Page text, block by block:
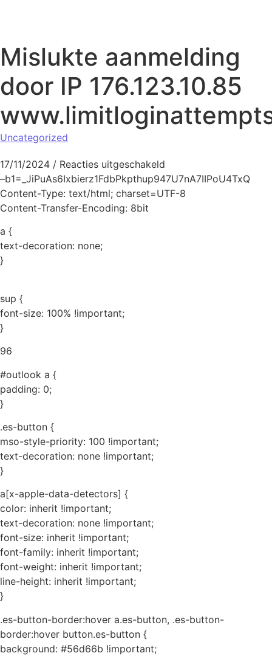
Mislukte aanmelding
door IP 176.123.10.85
Uncategorized
17/11/2024 / Reacties uitgeschakeld
–b1=_JiPuAs6Ixbierz1FdbPkpthup947U7nA7IIPoU4TxQ
Content-Type: text/html; charset=UTF-8
Content-Transfer-Encoding: 8bit
a {
text-decoration: none;
}
sup {
font-size: 100% !important;
}
96
#outlook a {
padding: 0;
}
.es-button {
mso-style-priority: 100 !important;
text-decoration: none !important;
}
a[x-apple-data-detectors] {
color: inherit !important;
text-decoration: none !important;
font-size: inherit !important;
font-family: inherit !important;
font-weight: inherit !important;
line-height: inherit !important;
}
.es-button-border:hover a.es-button, .es-button-
border:hover button.es-button {
background: #56d66b !important;